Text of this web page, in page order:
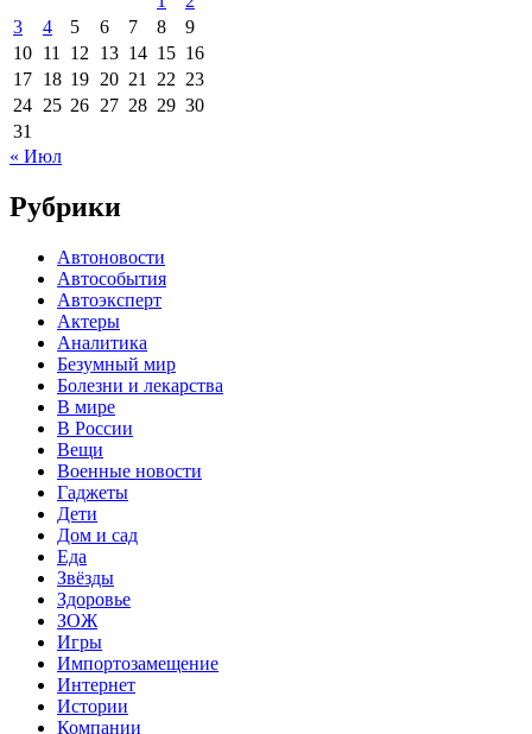
3
4 5 6 7 8
9
10 11 12 13 14 15 16
17 18 19 20 21 22 23
24 25 26 27 28 29 30
31
« Июл
Рубрики
Автоновости
Автособытия
Автоэксперт
Актеры
Аналитика
Безумный мир
Болезни и лекарства
В мире
В России
Вещи
Военные новости
Гаджеты
Дети
Дом и сад
Еда
Звёзды
Здоровье
ЗОЖ
Игры
Импортозамещение
Интернет
Истории
Компании